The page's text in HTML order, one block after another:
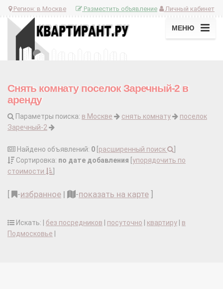
Регион: в Москве Личный кабинет
Разместить объявление
МЕНЮ
Снять комнату поселок Заречный-2 в
аренду
Параметры поиска: в Москве снять комнату
поселок
Заречный-2
Найдено объявлений: 0 расширенный поиск
Сортировка: по дате добавления упорядочить по
стоимости
-избранное | -показать на карте
Искать: | без посредников посуточно квартиру
в
Подмосковье